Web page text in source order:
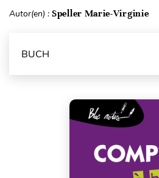
Autor(en) : Speller Marie-Virginie
BUCH